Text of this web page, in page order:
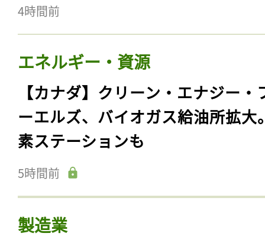
4時間前
エネルギー・資源
【カナダ】クリーン・エナジー・
ーエルズ、バイオガス給油所拡大
素ステーションも
5時間前
製造業